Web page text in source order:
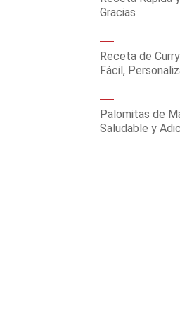
Gracias
Receta de
Fácil,
Palomitas de
Saludable y